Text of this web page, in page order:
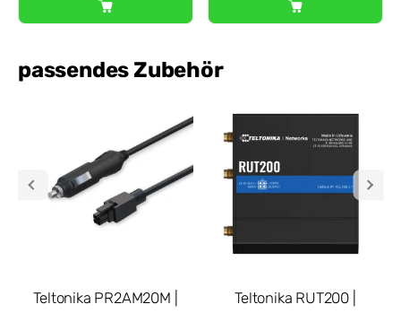
passendes Zubehör
Teltonika PR2AM20M |
Teltonika RUT200 |